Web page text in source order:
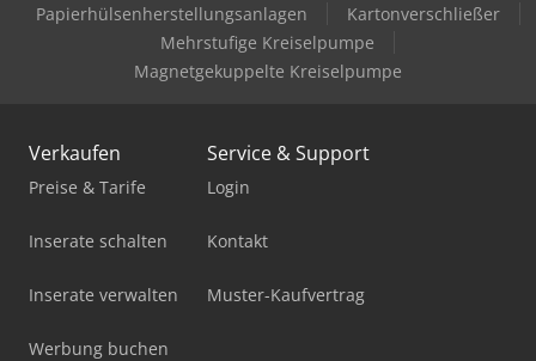
Papierhülsenherstellungsanlagen
Kartonverschließer
Mehrstufige Kreiselpumpe
Magnetgekuppelte Kreiselpumpe
Verkaufen
Preise & Tarife
Inserate schalten
Inserate verwalten
Werbung buchen
Service & Support
Login
Kontakt
Muster-Kaufvertrag